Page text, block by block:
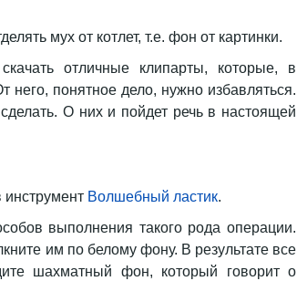
мух от котлет, т.е. фон от картинки.
отличные клипарты, которые, в
понятное дело, нужно избавляться.
О них и пойдет речь в настоящей
Волшебный ластик.
выполнения такого рода операции.
им по белому фону. В результате все
шахматный фон, который говорит о